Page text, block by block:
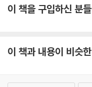
이 책을 구입하신 분
이 책과 내용이 비슷